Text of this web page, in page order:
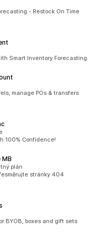
- Restock On Time
Smart Inventory Forecasting.
manage POs & transfers
100% Confidence!
plán
stránky 404
BYOB, boxes and gift sets